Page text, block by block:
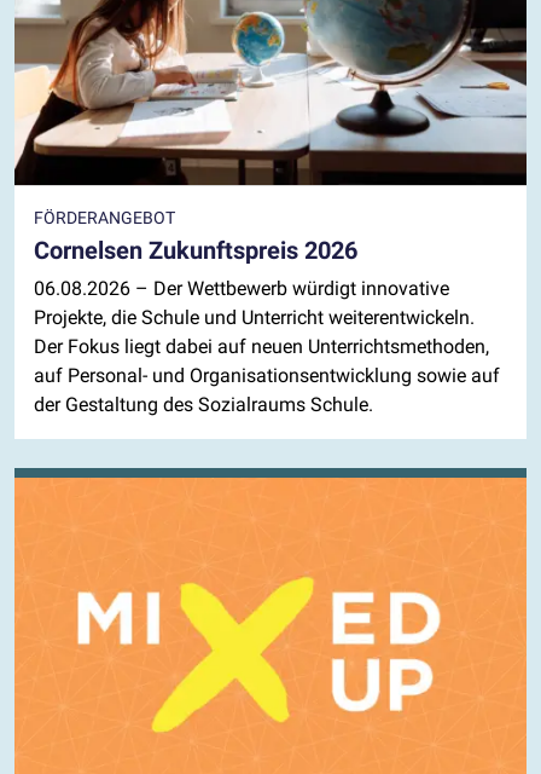
FÖRDERANGEBOT
Cornelsen Zukunftspreis 2026
06.08.2026 – Der Wettbewerb würdigt innovative
Projekte, die Schule und Unterricht weiterentwickeln.
Der Fokus liegt dabei auf neuen Unterrichtsmethoden,
auf Personal- und Organisationsentwicklung sowie auf
der Gestaltung des Sozialraums Schule.